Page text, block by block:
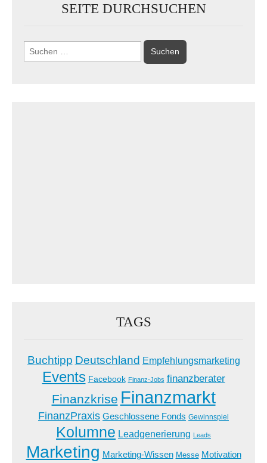
SEITE DURCHSUCHEN
Suchen
nach:
TAGS
Buchtipp Deutschland Empfehlungsmarketing
Events Facebook Finanz-Jobs finanzberater
Finanzkrise Finanzmarkt
FinanzPraxis Geschlossene Fonds Gewinnspiel
Kolumne Leadgenerierung Leads
Marketing Marketing-Wissen Messe Motivation